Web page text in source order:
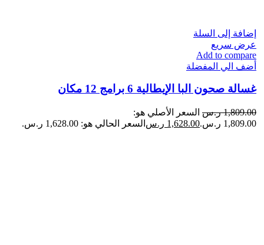
إضافة إلى السلة
عرض سريع
Add to compare
أضف الي المفضلة
غسالة صحون البا الإيطالية 6 برامج 12 مكان
1,809.00 ر.س السعر الأصلي هو:
1,809.00 ر.س.
1,628.00 ر.س السعر الحالي هو: 1,628.00 ر.س.